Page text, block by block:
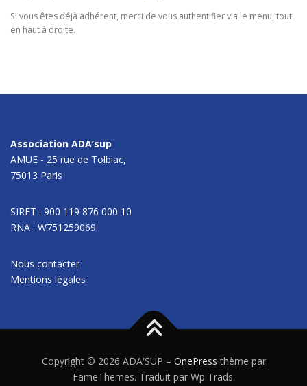
Si vous êtes déjà adhérent, merci de vous authentifier via le menu, tout
en haut à droite.
Association ADA’sup
AMUE - 25 rue de Tolbiac,
75013 Paris
SIRET : 900 119 876 000 10
RNA : W751259069
Nous contacter
Mentions légales
Copyright © 2026 ADA'SUP – OnePress thème par
FameThemes. Traduit par Wp Trads.